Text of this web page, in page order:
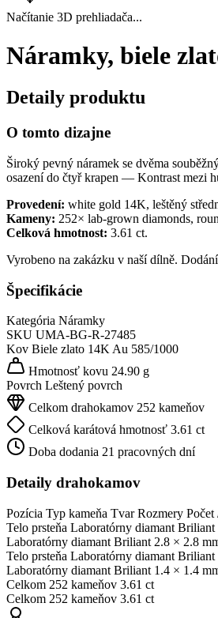
Načítanie 3D prehliadača...
Náramky, biele
Detaily produktu
O tomto dizajne
Široký pevný náramek se dvěma
osazení do čtyř krapen — Kontrast mezi
Provedení: white gold 14K, leštěný
Kameny: 252× lab-grown diamonds,
Celková hmotnost: 3.61 ct.
Vyrobeno na zakázku v naší dílně.
Špecifikácie
Kategória Náramky
SKU UMA-BG-R-27485
Kov Biele zlato 14KAu 585/1000
Hmotnosť kovu 24.90 g
Povrch Leštený povrch
Celkom drahokamov 252 kameňov
Celková karátová hmotnosť 3.61 ct
Doba dodania 21 pracovných dní
Detaily drahokamov
Pozícia Typ kameňa Tvar Rozmery Počet
Telo prsteňa Laboratórny diamant Briliant
Laboratórny diamant Briliant 2.8 × 2.8
Telo prsteňa Laboratórny diamant Briliant
Laboratórny diamant Briliant 1.4 × 1.4
Celkom 252 kameňov 3.61 ct
Celkom 252 kameňov 3.61 ct